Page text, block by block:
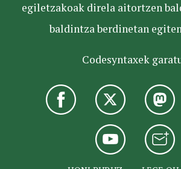
egiletzakoak direla aitortzen
baldintza berdinetan
Codesyntaxek